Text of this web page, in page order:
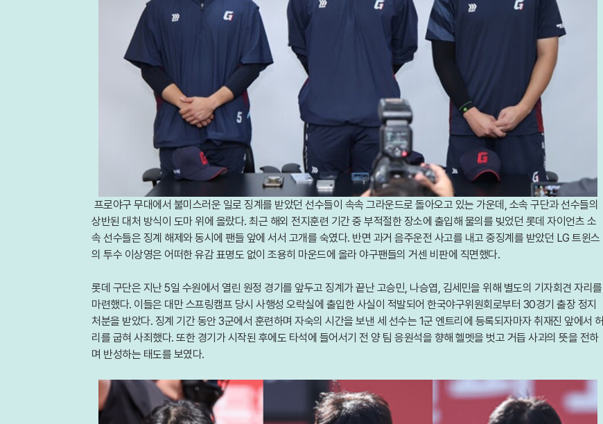
프로야구 무대에서 불미스러운 일로 징계를 받았던 선수들이 속속 그라운드로 돌아오고 있는 가운데, 소속 구단과 선수들의
상반된 대처 방식이 도마 위에 올랐다. 최근 해외 전지훈련 기간 중 부적절한 장소에 출입해 물의를 빚었던 롯데 자이언츠 소
속 선수들은 징계 해제와 동시에 팬들 앞에 서서 고개를 숙였다. 반면 과거 음주운전 사고를 내고 중징계를 받았던 LG 트윈스
의 투수 이상영은 어떠한 유감 표명도 없이 조용히 마운드에 올라 야구팬들의 거센 비판에 직면했다.
롯데 구단은 지난 5일 수원에서 열린 원정 경기를 앞두고 징계가 끝난 고승민, 나승엽, 김세민을 위해 별도의 기자회견 자리를
마련했다. 이들은 대만 스프링캠프 당시 사행성 오락실에 출입한 사실이 적발되어 한국야구위원회로부터 30경기 출장 정지
처분을 받았다. 징계 기간 동안 3군에서 훈련하며 자숙의 시간을 보낸 세 선수는 1군 엔트리에 등록되자마자 취재진 앞에서 허
리를 굽혀 사죄했다. 또한 경기가 시작된 후에도 타석에 들어서기 전 양 팀 응원석을 향해 헬멧을 벗고 거듭 사과의 뜻을 전하
며 반성하는 태도를 보였다.